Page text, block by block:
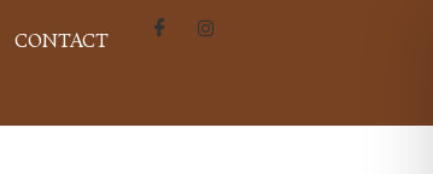
CONTACT